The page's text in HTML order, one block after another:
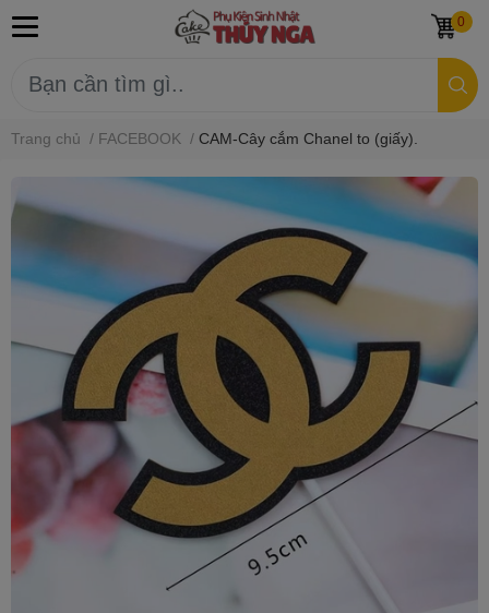
0
Trang chủ / FACEBOOK / CAM-Cây cắm Chanel to (giấy).